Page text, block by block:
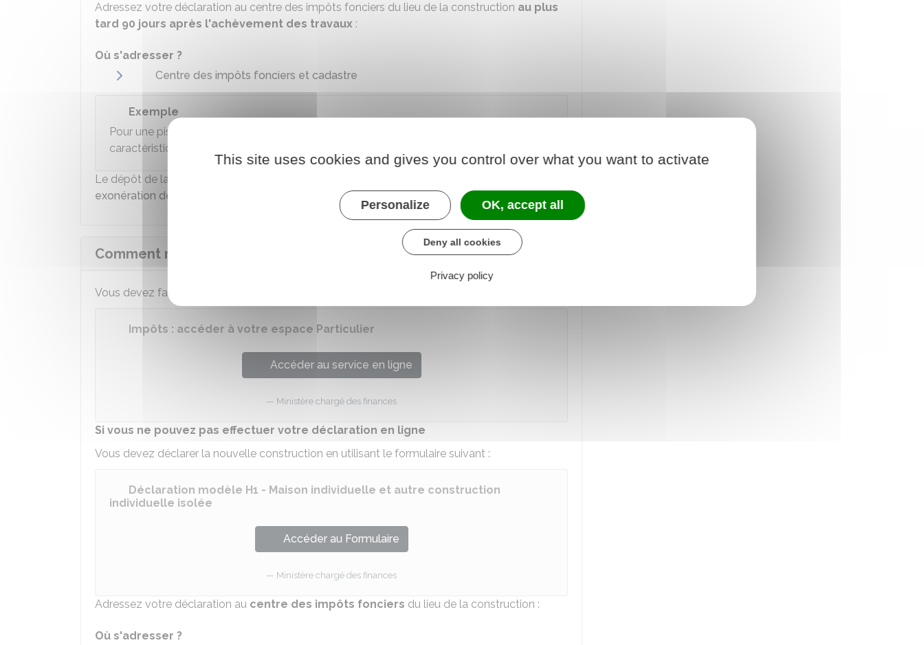
Adressez votre déclaration au centre des impôts fonciers du lieu de la construction au plus
tard 90 jours après l'achèvement des travaux :
Où s'adresser ?
Centre des impôts fonciers et cadastre
Exemple
Pour une piscine, indiquez les éléments d'imposition, tels que : date d'achèvement,
caractéristiques de la piscine, surface du bassin.
Le dépôt de la déclaration dans le délai de 90 jours peut vous permettre d'obtenir une
exonération de la taxe foncière
de cette nouvelle construction pendant 2 ans.
Comment régulariser une déclaration non effectuée ?
Vous devez faire votre
Impôts : accéder à votre espace Particulier
Accéder au service en ligne
Ministère chargé des finances
Si vous ne pouvez pas effectuer votre déclaration en ligne
Vous devez déclarer la nouvelle construction en utilisant le formulaire suivant :
Déclaration modèle H1 - Maison individuelle et autre construction
individuelle isolée
Accéder au Formulaire
Ministère chargé des finances
Adressez votre déclaration au centre des impôts fonciers du lieu de la construction :
Où s'adresser ?
This site uses cookies and gives you control over what you want to activate
Personalize OK, accept all
Deny all cookies
Privacy policy